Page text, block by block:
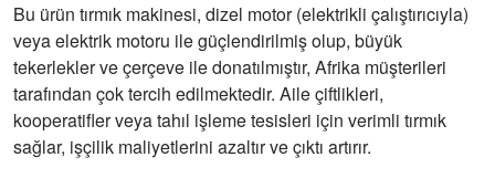
Bu ürün tırmık makinesi, dizel motor (elektrikli çalıştırıcıyla)
veya elektrik motoru ile güçlendirilmiş olup, büyük
tekerlekler ve çerçeve ile donatılmıştır, Afrika müşterileri
tarafından çok tercih edilmektedir. Aile çiftlikleri,
kooperatifler veya tahıl işleme tesisleri için verimli tırmık
sağlar, işçilik maliyetlerini azaltır ve çıktı artırır.